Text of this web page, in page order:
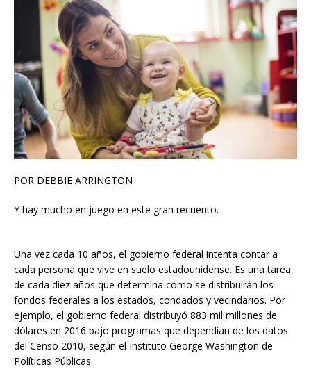
POR DEBBIE ARRINGTON
Y hay mucho en juego en este gran recuento.
Una vez cada 10 años, el gobierno federal intenta contar a
cada persona que vive en suelo estadounidense. Es una tarea
de cada diez años que determina cómo se distribuirán los
fondos federales a los estados, condados y vecindarios. Por
ejemplo, el gobierno federal distribuyó 883 mil millones de
dólares en 2016 bajo programas que dependían de los datos
del Censo 2010, según el Instituto George Washington de
Políticas Públicas.